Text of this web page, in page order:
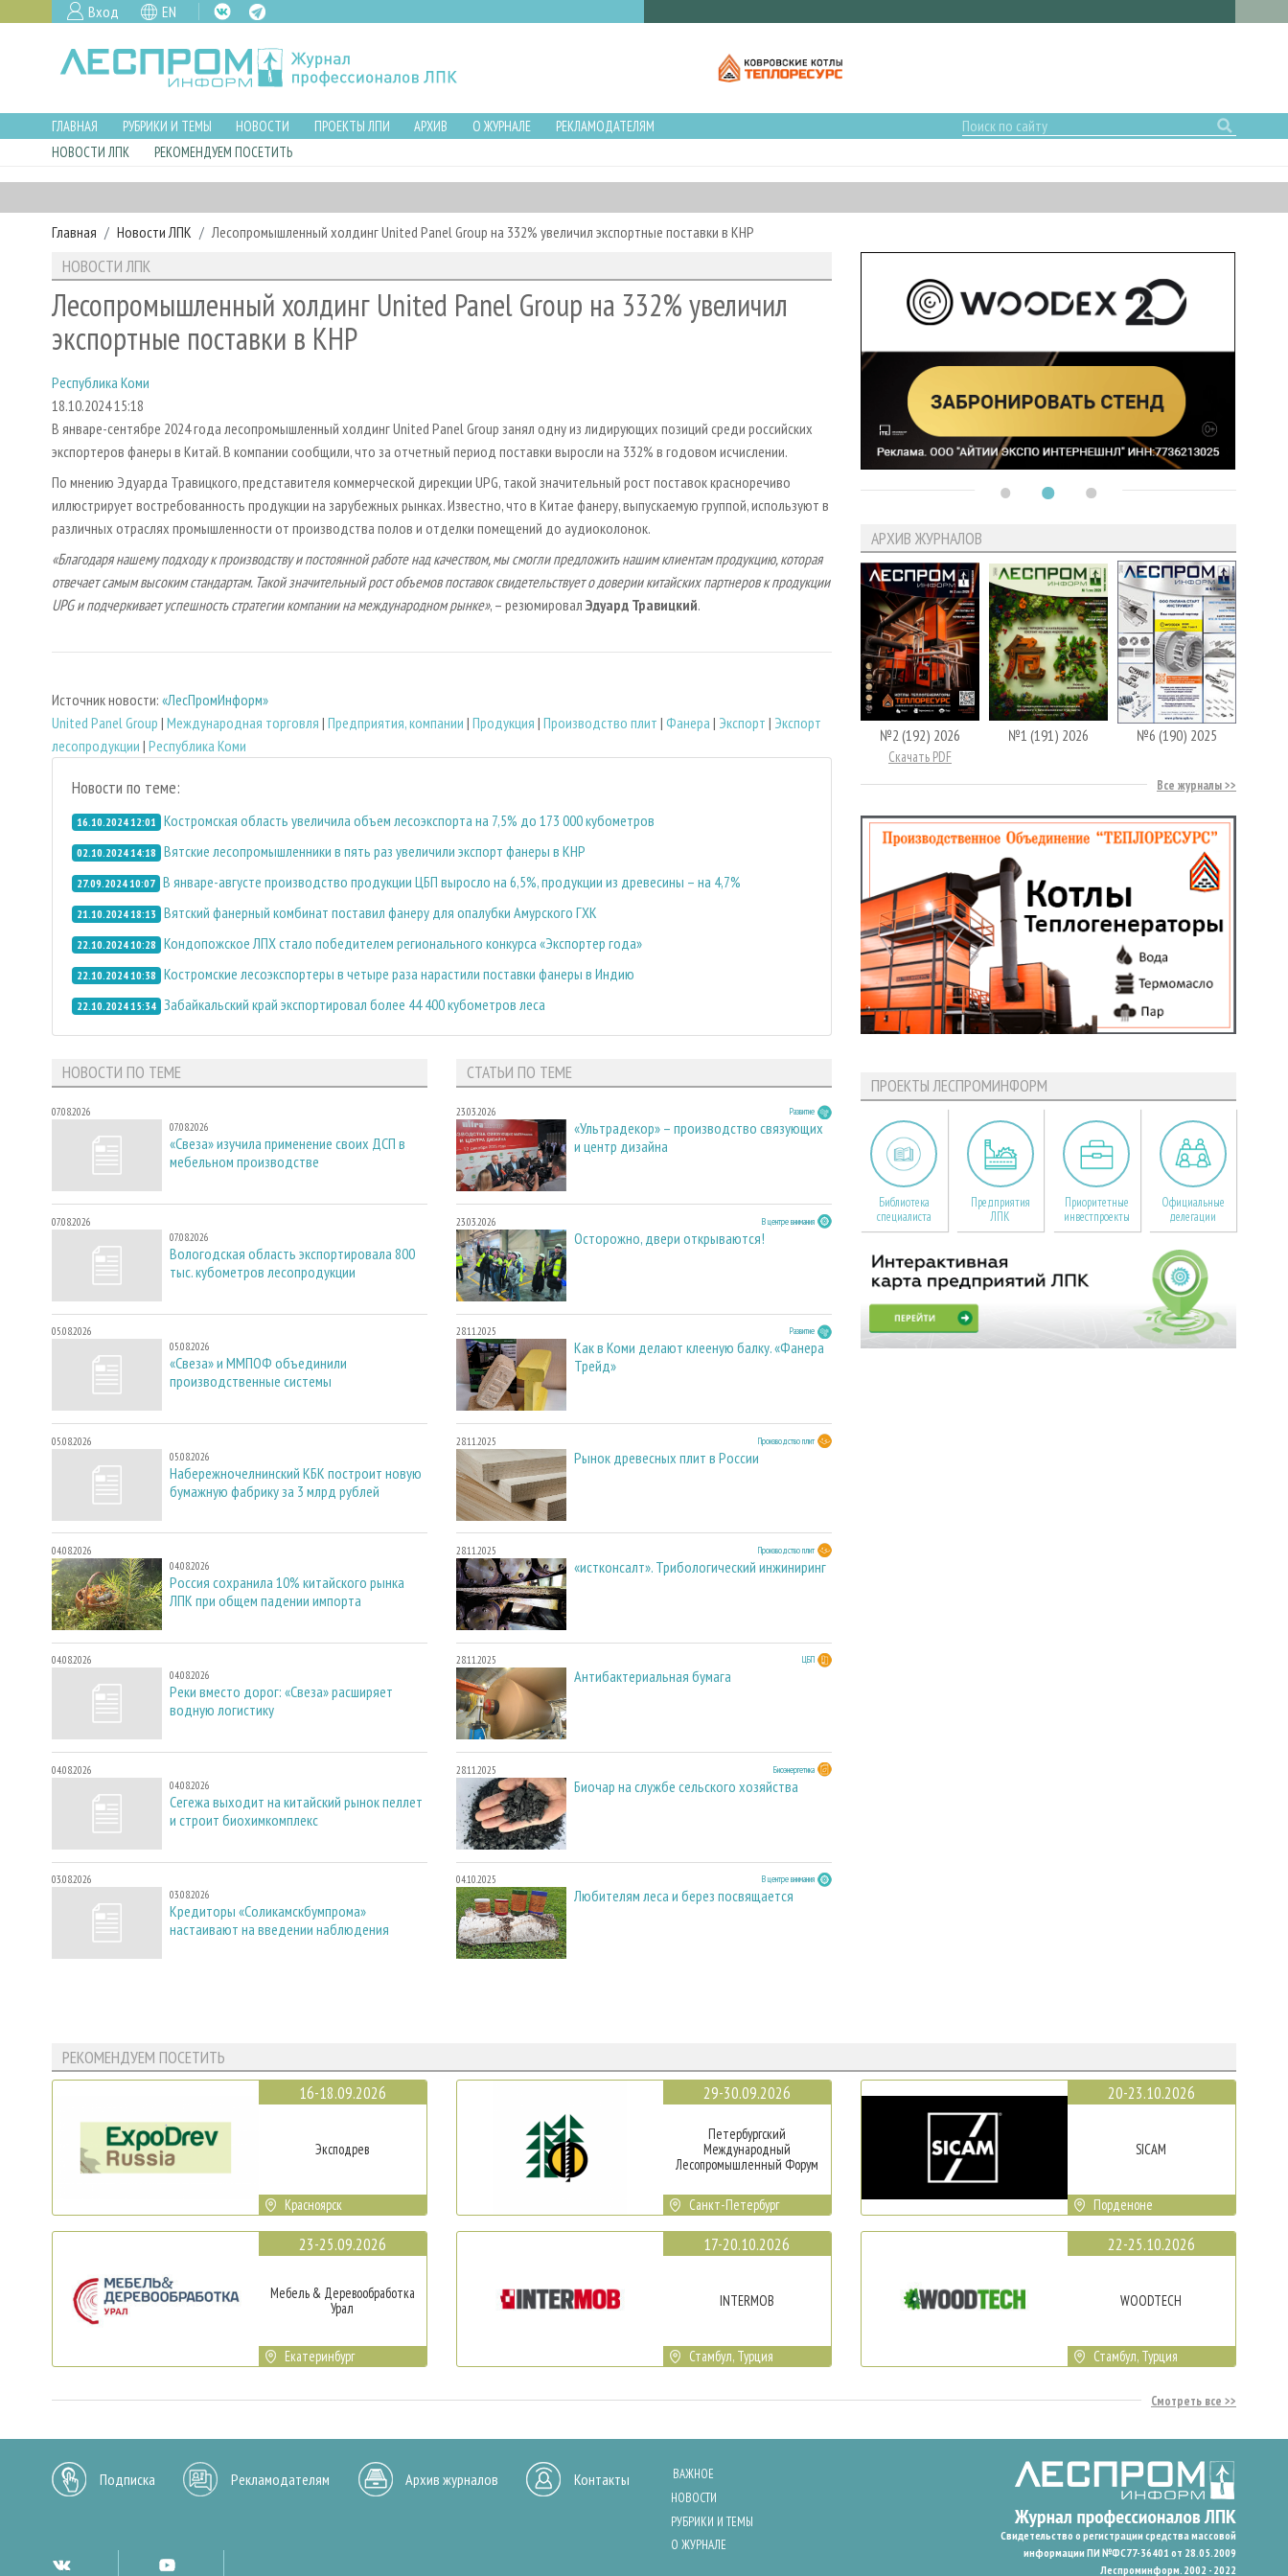
Вход EN
ГЛАВНАЯ РУБРИКИ И ТЕМЫ НОВОСТИ ПРОЕКТЫ ЛПИ АРХИВ О ЖУРНАЛЕ
РЕКЛАМОДАТЕЛЯМ
НОВОСТИ ЛПК
РЕКОМЕНДУЕМ ПОСЕТИТЬ
Главная Новости ЛПК Лесопромышленный холдинг United Panel Group на 332% увеличил экспортные поставки в КНР
НОВОСТИ ЛПК
Лесопромышленный холдинг United Panel Group на 332% увеличил
экспортные поставки в КНР
Республика Коми
18.10.2024 15:18
В январе-сентябре 2024 года лесопромышленный холдинг United Panel Group занял одну из лидирующих позиций среди российских
экспортеров фанеры в Китай. В компании сообщили, что за отчетный период поставки выросли на 332% в годовом исчислении.
По мнению Эдуарда Травицкого, представителя коммерческой дирекции UPG, такой значительный рост поставок красноречиво
иллюстрирует востребованность продукции на зарубежных рынках. Известно, что в Китае фанеру, выпускаемую группой, используют в
различных отраслях промышленности от производства полов и отделки помещений до аудиоколонок.
«Благодаря нашему подходу к производству и постоянной работе над качеством, мы смогли предложить нашим клиентам продукцию, которая
отвечает самым высоким стандартам. Такой значительный рост объемов поставок свидетельствует о доверии китайских партнеров к продукции
UPG и подчеркивает успешность стратегии компании на международном рынке», – резюмировал Эдуард Травицкий.
Источник новости: «ЛесПромИнформ»
United Panel Group | Международная торговля | Предприятия, компании | Продукция | Производство плит | Фанера | Экспорт | Экспорт
лесопродукции | Республика Коми
Новости по теме:
16.10.2024 12:01 Костромская область увеличила объем лесоэкспорта на 7,5% до 173 000 кубометров
02.10.2024 14:18 Вятские лесопромышленники в пять раз увеличили экспорт фанеры в КНР
27.09.2024 10:07 В январе-августе производство продукции ЦБП выросло на 6,5%, продукции из древесины – на 4,7%
21.10.2024 18:13 Вятский фанерный комбинат поставил фанеру для опалубки Амурского ГХК
22.10.2024 10:28 Кондопожское ЛПХ стало победителем регионального конкурса «Экспортер года»
22.10.2024 10:38 Костромские лесоэкспортеры в четыре раза нарастили поставки фанеры в Индию
22.10.2024 15:34 Забайкальский край экспортировал более 44 400 кубометров леса
НОВОСТИ ПО ТЕМЕ
07.08.2026
07.08.2026
«Свеза» изучила применение своих ДСП в
мебельном производстве
07.08.2026
07.08.2026
Вологодская область экспортировала 800
тыс. кубометров лесопродукции
05.08.2026
05.08.2026
«Свеза» и ММПОФ объединили
производственные системы
05.08.2026
05.08.2026
Набережночелнинский КБК построит новую
бумажную фабрику за 3 млрд рублей
04.08.2026
04.08.2026
Россия сохранила 10% китайского рынка
ЛПК при общем падении импорта
04.08.2026
04.08.2026
Реки вместо дорог: «Свеза» расширяет
водную логистику
04.08.2026
04.08.2026
Сегежа выходит на китайский рынок пеллет
и строит биохимкомплекс
03.08.2026
03.08.2026
Кредиторы «Соликамскбумпрома»
настаивают на введении наблюдения
СТАТЬИ ПО ТЕМЕ
23.03.2026 Развитие
«Ультрадекор» – производство связующих
и центр дизайна
23.03.2026 В центре внимания
Осторожно, двери открываются!
28.11.2025 Развитие
Как в Коми делают клееную балку. «Фанера
Трейд»
28.11.2025 Производство плит
Рынок древесных плит в России
28.11.2025 Производство плит
«истконсалт». Трибологический инжиниринг
28.11.2025 ЦБП
Антибактериальная бумага
28.11.2025 Биоэнергетика
Биочар на службе сельского хозяйства
04.10.2025 В центре внимания
Любителям леса и берез посвящается
АРХИВ ЖУРНАЛОВ
№2 (192) 2026
Скачать PDF
№1 (191) 2026 №6 (190) 2025
Все журналы
ПРОЕКТЫ ЛЕСПРОМИНФОРМ
Библиотека
специалиста
Предприятия
ЛПК
Приоритетные
инвестпроекты
Официальные
делегации
РЕКОМЕНДУЕМ ПОСЕТИТЬ
16-18.09.2026
Эксподрев
Красноярск
23-25.09.2026
Мебель & Деревообработка
Урал
Екатеринбург
29-30.09.2026
Петербургский
Международный
Лесопромышленный Форум
Санкт-Петербург
17-20.10.2026
INTERMOB
Стамбул, Турция
20-23.10.2026
SICAM
Порденоне
22-25.10.2026
WOODTECH
Стамбул, Турция
Смотреть все
Подписка Рекламодателям Архив журналов Контакты
ВАЖНОЕ
НОВОСТИ
РУБРИКИ И ТЕМЫ
О ЖУРНАЛЕ
Свидетельство о регистрации средства массовой
информации ПИ №ФС77-36401 от 28.05.2009
Леспроминформ. 2002 - 2022